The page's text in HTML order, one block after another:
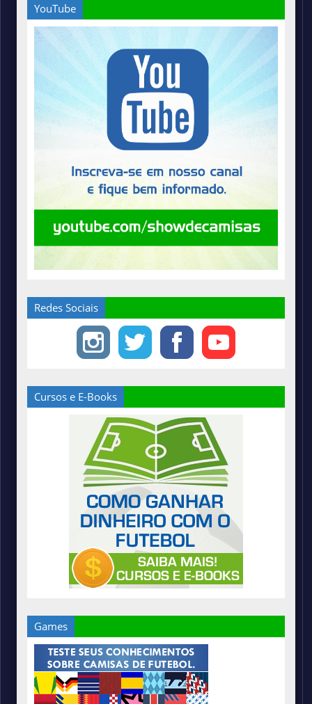
YouTube
Redes Sociais
Cursos e E-Books
Games